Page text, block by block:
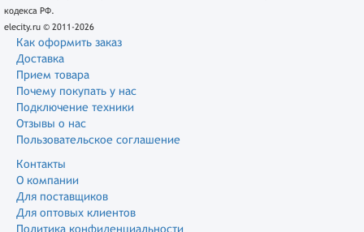
кодекса РФ.
elecity.ru © 2011-2026
Как оформить заказ
Доставка
Прием товара
Почему покупать у нас
Подключение техники
Отзывы о нас
Пользовательское соглашение
Контакты
О компании
Для поставщиков
Для оптовых клиентов
Политика конфиденциальности